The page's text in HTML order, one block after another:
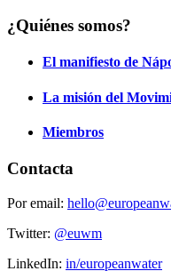
¿Quiénes somos?
El manifiesto de
La misión del
Miembros
Contacta
Por email:
Twitter: @euwm
LinkedIn: in/europeanwater